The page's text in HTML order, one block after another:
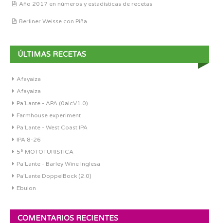
Año 2017 en números y estadísticas de recetas
Berliner Weisse con Piña
ÚLTIMAS RECETAS
Afayaiza
Afayaiza
Pa´Lante - APA (0alcV1.0)
Farmhouse experiment
Pa'Lante - West Coast IPA
IPA 8-26
5ª MOTOTURISTICA
Pa'Lante - Barley Wine Inglesa
Pa’Lante DoppelBock (2.0)
Ebulon
COMENTARIOS RECIENTES